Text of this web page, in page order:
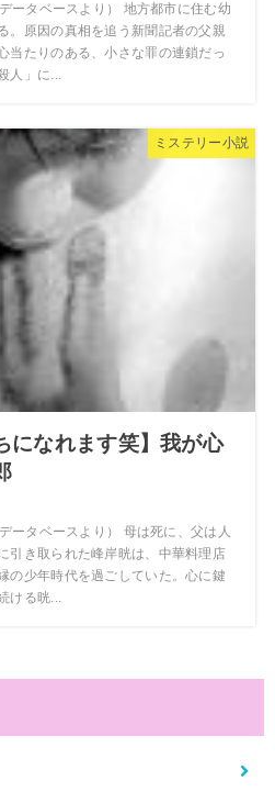
ータベースより） 地方都市に住む幼
。原因の真相を追う新聞記者の父親
当たりのある、小さな罪の連鎖だっ
人」に...
ミステリー小説
になれます笑】我が心
ータベースより） 母は死に、父は人
引き取られた峰岸晄は、中華料理店
の少年時代を過ごしていた。心に鍵
ける晄...